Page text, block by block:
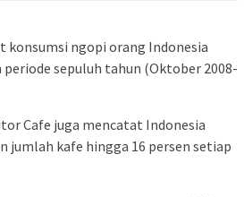
konsumsi ngopi orang Indonesia
sepuluh tahun (Oktober 2008-
Cafe juga mencatat Indonesia
jumlah kafe hingga 16 persen setiap